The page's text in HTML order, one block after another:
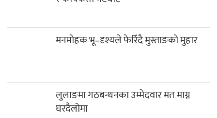
मनमोहक भू–दृश्यले फेरिँदै मुस्ताङको मुहार
लुलाङमा गठबन्धनका उम्मेदवार मत माग्न
घरदैलोमा